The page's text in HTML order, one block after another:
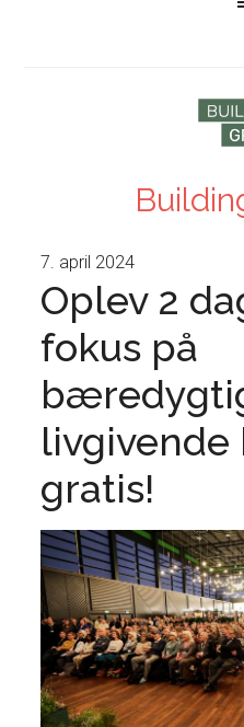
7. april 2024
Oplev 2
fokus på
livgivende
gratis!